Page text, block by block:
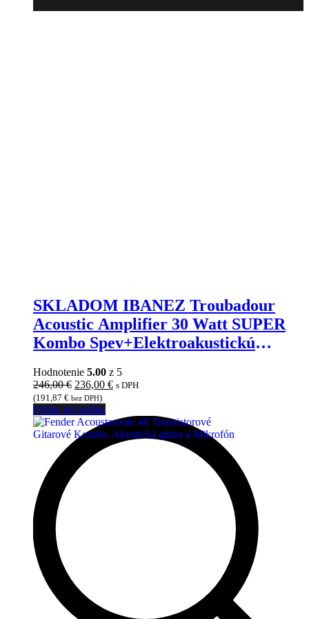
SKLADOM IBANEZ Troubadour
Acoustic Amplifier 30 Watt SUPER
Kombo Spev+Elektroakustickú
Hodnotenie 5.00 z 5
246,00€ Pôvodná
cena
bola:
246,00 €.
236,00 €Aktuálna
236,00 €.
s DPH
(191,87 € bez DPH)
Pridať do košíka